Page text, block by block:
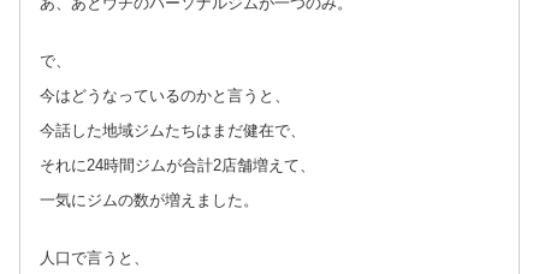
で、
今はどうなっているのかと言うと、
今話した地域ジムたちはまだ健在で、
それに24時間ジムが合計2店舗増えて、
一気にジムの数が増えました。
人口で言うと、